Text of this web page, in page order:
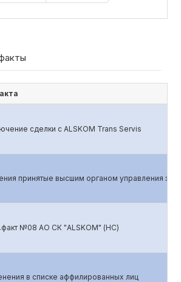
сделки с ALSKOM Trans Servis
принятые высшим органом управления
№08 АО СК "ALSKOM" (НС)
в списке аффилированных лиц